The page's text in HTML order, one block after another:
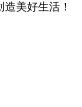
美好生活！